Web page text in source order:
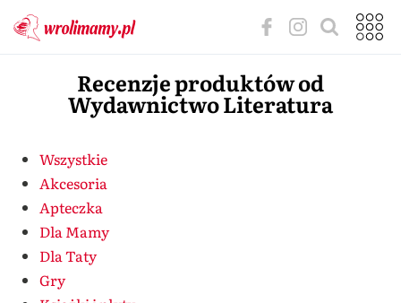
Recenzje produktów od
Wydawnictwo Literatura
Wszystkie
Akcesoria
Apteczka
Dla Mamy
Dla Taty
Gry